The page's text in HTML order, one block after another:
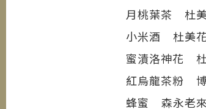
月桃葉茶 杜
小米酒 杜美
蜜漬洛神花
紅烏龍茶粉
蜂蜜 森永老